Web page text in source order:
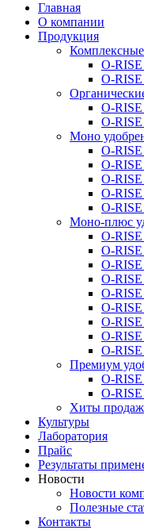
Главная
О компании
Продукция
O-
O-
O-
O-
Моно
O-
O-
O-
O-
O-
Моно-плюс
O-
O-
O-
O-
O-
O-
O-
O-
O-
Премиум
O-
O-
Хиты продаж
Культуры
Лаборатория
Прайс
Результаты
Новости
Новости
Полезные
Контакты